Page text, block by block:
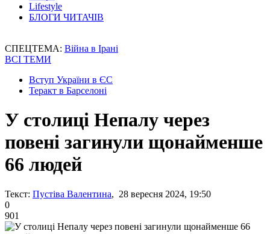
Lifestyle
БЛОГИ ЧИТАЧІВ
СПЕЦТЕМА: Війна в Ірані
ВСІ ТЕМИ
Вступ України в ЄС
Теракт в Барселоні
У столиці Непалу через
повені загинули щонайменше
66 людей
Текст: Пустіва Валентина, 28 вересня 2024, 19:50
0
901